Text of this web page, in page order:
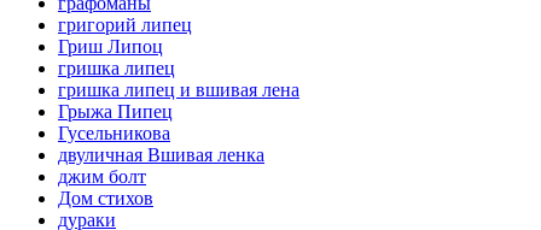
григорий липец
Гриш Липоц
гришка липец
гришка липец и вшивая лена
Грыжа Пипец
Гусельникова
двуличная Вшивая ленка
джим болт
Дом стихов
дураки